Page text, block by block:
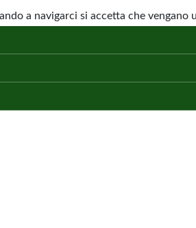
a navigarci si accetta che vengano